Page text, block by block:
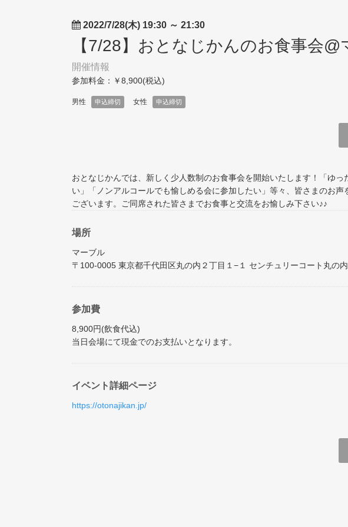
2022/7/28(木) 19:30 ～ 21:30
【7/28】おとなじかんのお食事会@
開催情報
参加料金：￥8,900(税込)
男性 申込締切 女性 申込締切
おとなじかんでは、新しく少人数制のお食事会を開始いたします！「ゆ
い」「ノンアルコールでも愉しめる会に参加したい」等々、皆さまのお
ございます。ご同席された皆さまでお食事と交流をお愉しみ下さい♪♪
場所
マーブル
〒100-0005 東京都千代田区丸の内２丁目１−１ センチュリーコート丸の
参加費
8,900円(飲食代込)
当日会場にて現金でのお支払いとなります。
イベント詳細ページ
https://otonajikan.jp/